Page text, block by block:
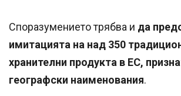
Споразумението трябва и да
имитацията на над 350
хранителни продукта в ЕС,
географски наименования.